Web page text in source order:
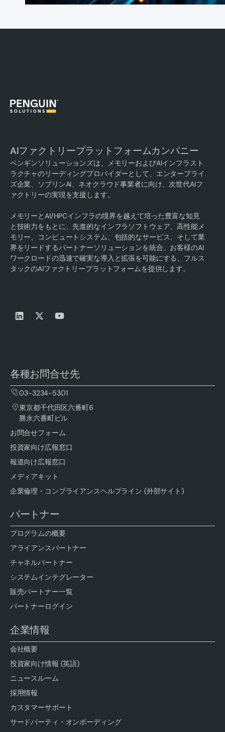
AIファクトリープラットフォームカンパニー
ペンギンソリューションズは、メモリーおよびAIインフラスト
ラクチャのリーディングプロバイダーとして、エンタープライ
ズ企業、ソブリンAI、ネオクラウド事業者に向け、次世代AIフ
ァクトリーの実現を支援します。
メモリーとAI/HPCインフラの境界を越えて培った豊富な知見
と技術力をもとに、先進的なインフラソフトウェア、高性能メ
モリー、コンピュートシステム、包括的なサービス、そして業
界をリードするパートナーソリューションを統合。お客様のAI
ワークロードの迅速で確実な導入と拡張を可能にする、フルス
タックのAIファクトリープラットフォームを提供します。
各種お問合せ先
03-3234-5301
東京都千代田区六番町6
勝永六番町ビル
お問合せフォーム
投資家向け広報窓口
報道向け広報窓口
メディアキット
企業倫理・コンプライアンスヘルプライン (外部サイト)
パートナー
プログラムの概要
アライアンスパートナー
チャネルパートナー
システムインテグレーター
販売パートナー一覧
パートナーログイン
企業情報
会社概要
投資家向け情報 (英語)
ニュースルーム
採用情報
カスタマーサポート
サードパーティ・オンボーディング